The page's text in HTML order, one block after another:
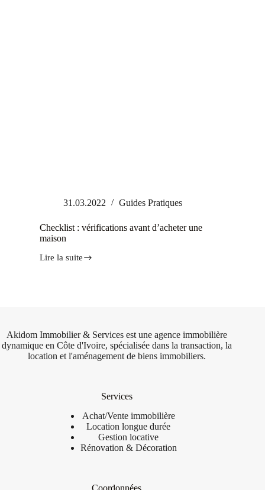
31.03.2022 Guides Pratiques
Checklist : vérifications avant d’acheter une
maison
Lire la suite
Akidom Immobilier & Services est une agence immobilière
dynamique en Côte d'Ivoire, spécialisée dans la transaction, la
location et l'aménagement de biens immobiliers.
Services
Achat/Vente immobilière
Location longue durée
Gestion locative
Rénovation & Décoration